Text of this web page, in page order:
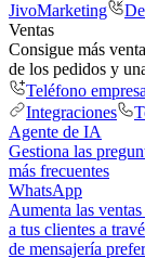
JivoMarketing
Ventas
Consigue más
de los pedidos y
Teléfono
Integraciones
Agente de IA
Gestiona las
más frecuentes
WhatsApp
Aumenta las
a tus clientes a
de mensajería